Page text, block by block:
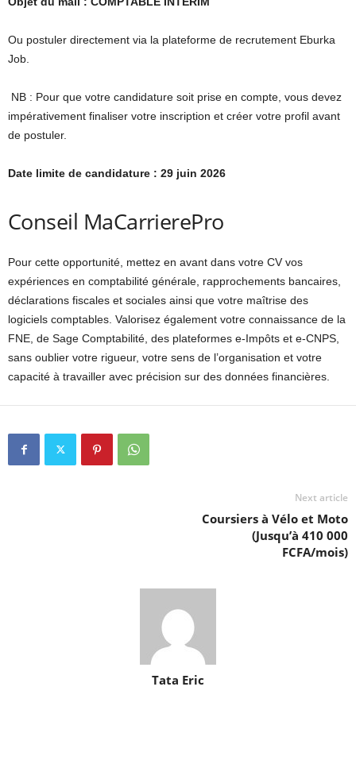
Ou postuler directement via la plateforme de recrutement Eburka
Job.
NB : Pour que votre candidature soit prise en compte, vous devez
impérativement finaliser votre inscription et créer votre profil avant
de postuler.
Date limite de candidature : 29 juin 2026
Conseil MaCarrierePro
Pour cette opportunité, mettez en avant dans votre CV vos
expériences en comptabilité générale, rapprochements bancaires,
déclarations fiscales et sociales ainsi que votre maîtrise des
logiciels comptables. Valorisez également votre connaissance de la
FNE, de Sage Comptabilité, des plateformes e-Impôts et e-CNPS,
sans oublier votre rigueur, votre sens de l’organisation et votre
capacité à travailler avec précision sur des données financières.
Next article
Coursiers à Vélo et Moto
(Jusqu’à 410 000
FCFA/mois)
Tata Eric